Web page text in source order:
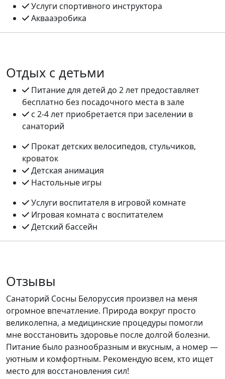
Услуги спортивного инструктора
Аквааэробика
Отдых с детьми
Питание для детей до 2 лет предоставляет
бесплатно без посадочного места в зале
с 2-4 лет приобретается при заселении в
санаторий
Прокат детских велосипедов, стульчиков,
кроваток
Детская анимация
Настольные игры
Услуги воспитателя в игровой комнате
Игровая комната с воспитателем
Детский бассейн
Отзывы
Санаторий Сосны Белоруссия произвел на меня
огромное впечатление. Природа вокруг просто
великолепна, а медицинские процедуры помогли
мне восстановить здоровье после долгой болезни.
Питание было разнообразным и вкусным, а номер —
уютным и комфортным. Рекомендую всем, кто ищет
место для восстановления сил!